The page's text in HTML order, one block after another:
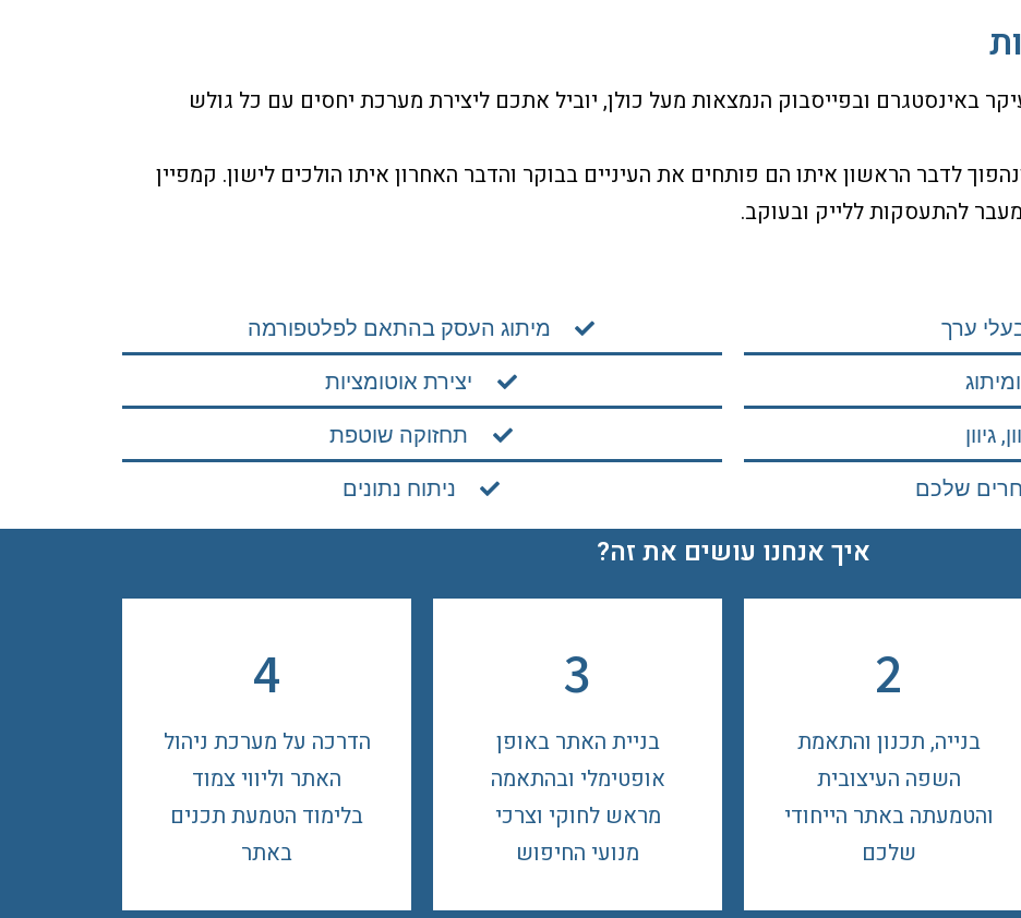
באינסטגרם ובפייסבוק הנמצאות מעל כולן, יוביל אתכם ליצירת מערכת יחסים עם כל גולש
ונהפוך לדבר הראשון איתו הם פותחים את העיניים בבוקר והדבר האחרון איתו הולכים לישון. קמפיין
להתעסקות ללייק ובעוקב.
ערך
גיוון
שלכם
מיתוג העסק בהתאם לפלטפורמה
יצירת אוטומציות
תחזוקה שוטפת
ניתוח נתונים
איך אנחנו עושים את זה?
2
בנייה, תכנון והתאמת
השפה העיצובית
והטמעתה באתר הייחודי
שלכם
3
בניית האתר באופן
אופטימלי ובהתאמה
מראש לחוקי וצרכי
מנועי החיפוש
4
הדרכה על מערכת ניהול
האתר וליווי צמוד
בלימוד הטמעת תכנים
באתר